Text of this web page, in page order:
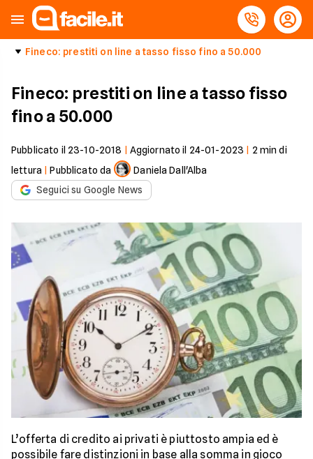
Fineco: prestiti on line a tasso fisso fino a 50.000
Fineco: prestiti on line a tasso fisso
fino a 50.000
Pubblicato il 23-10-2018 Aggiornato il 24-01-2023 2 min di
lettura |Pubblicato da
Daniela Dall'Alba
Seguici su Google News
L’offerta di credito ai privati è piuttosto ampia ed è
possibile fare distinzioni in base alla somma in gioco